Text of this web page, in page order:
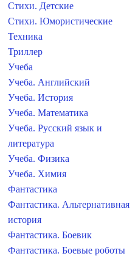
Стихи. Детские
Стихи. Юмористические
Техника
Триллер
Учеба
Учеба. Английский
Учеба. История
Учеба. Математика
Учеба. Русский язык и
литература
Учеба. Физика
Учеба. Химия
Фантастика
Фантастика. Альтернативная
история
Фантастика. Боевик
Фантастика. Боевые роботы